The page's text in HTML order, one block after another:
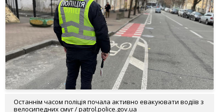
Останнім часом поліція почала активно евакуювати водіїв з
велосипедних смуг / patrol.police.gov.ua